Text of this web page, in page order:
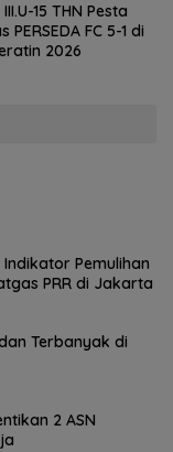
III.U-15 THN Pesta
PERSEDA FC 5-1 di
2026
Pemulihan
PRR di Jakarta
Terbanyak di
2 ASN